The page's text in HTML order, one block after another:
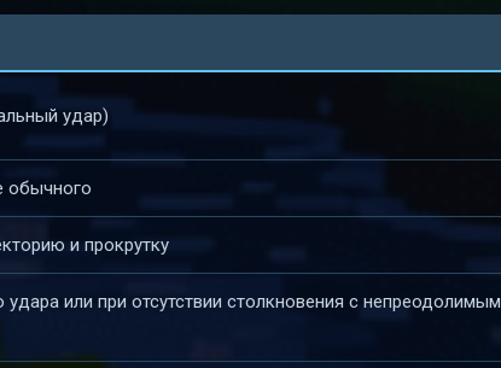
удар)
обычного
и прокрутку
или при отсутствии столкновения с непреодолимым